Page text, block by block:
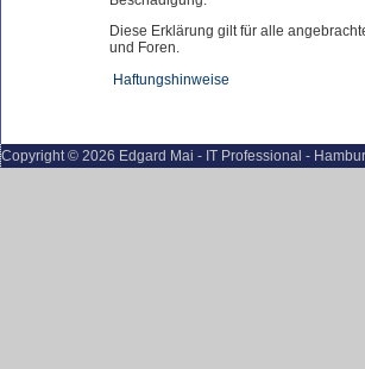
Diese Erklärung gilt für alle
und Foren.
Haftungshinweise
Copyright © 2026 Edgard Mai - IT Professional -